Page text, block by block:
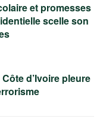
et promesses
scelle son
d’Ivoire pleure